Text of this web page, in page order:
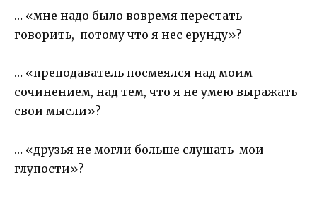
… «мне надо было вовремя перестать
говорить, потому что я нес ерунду»?
… «преподаватель посмеялся над моим
сочинением, над тем, что я не умею выражать
свои мысли»?
… «друзья не могли больше слушать мои
глупости»?